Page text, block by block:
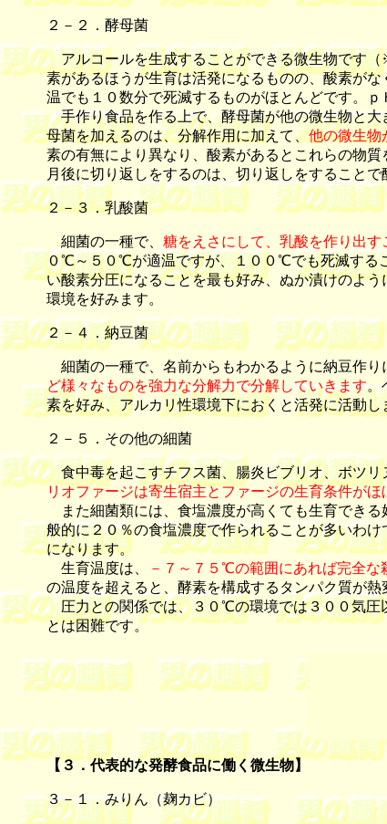
２－２．酵母菌
アルコールを生成することができる微生物です（
素があるほうが生育は活発になるものの、酸素が
温でも１０数分で死滅するものがほとんどです。
手作り食品を作る上で、酵母菌が他の微生物と大
母菌を加えるのは、分解作用に加えて、他の微生物
素の有無により異なり、酸素があるとこれらの物
月後に切り返しをするのは、切り返しをすること
２－３．乳酸菌
細菌の一種で、 糖をえさにして、乳酸を作り出
０℃～５０℃が適温ですが、１００℃でも死滅する
い酸素分圧になることを最も好み、ぬか漬けのよ
環境を好みます。
２－４．納豆菌
細菌の一種で、名前からもわかるように納豆作り
ど様々なものを強力な分解力で分解していきます。
素を好み、アルカリ性環境下におくと活発に活動
２－５．その他の細菌
食中毒を起こすチフス菌、腸炎ビブリオ、ボツリ
リオファージは寄生宿主とファージの生育条件が
また細菌類には、食塩濃度が高くても生育できる
般的に２０％の食塩濃度で作られることが多いわ
になります。
生育温度は、
－７～７５℃の範囲にあれば完全
の温度を超えると、酵素を構成するタンパク質が熱
圧力との関係では、３０℃の環境では３００気圧
とは困難です。
【 ３．代表的な発酵食品に働く微生物】
３－１．みりん（麹カビ）